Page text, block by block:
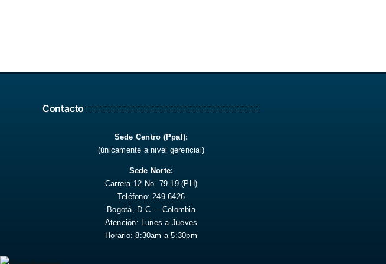
Contacto
Sede Centro (Ppal):
(únicamente a nivel gerencial)
Sede Norte:
Carrera 12 No. 79-19 (PH)
Teléfono: 249 6426
Bogotá, D.C. – Colombia
Atención: Lunes a Jueves
Horario: 8:30am a 5:30pm